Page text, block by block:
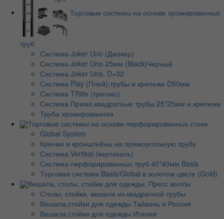
Торговые системы на основе хромированных
труб
Система Joker Uno (Джокер)
Система Joker Uno 25мм (Black)Черный
Система Joker Uno, D=32
Система Play (Плей),трубы и крепежи D50мм
Система TRitix (тритикс)
Система Примо,квадратные трубы 25*25мм и крепежи
Труба хромированная
Торговые системы на основе перфорированных стоек
Global System
Крючки и кронштейны на прямоугольную трубу
Система Vertikal (вертикаль)
Система перфорированных труб 40*40мм Basis
Торговая система Basis/Global в золотом цвете (Gold)
Вешала, столы, стойки для одежды, Пресс воллы
Столы, стойки, вешала из квадратной трубы
Вешала,стойки для одежды Тайвань и Россия
Вешала,стойки для одежды Италия